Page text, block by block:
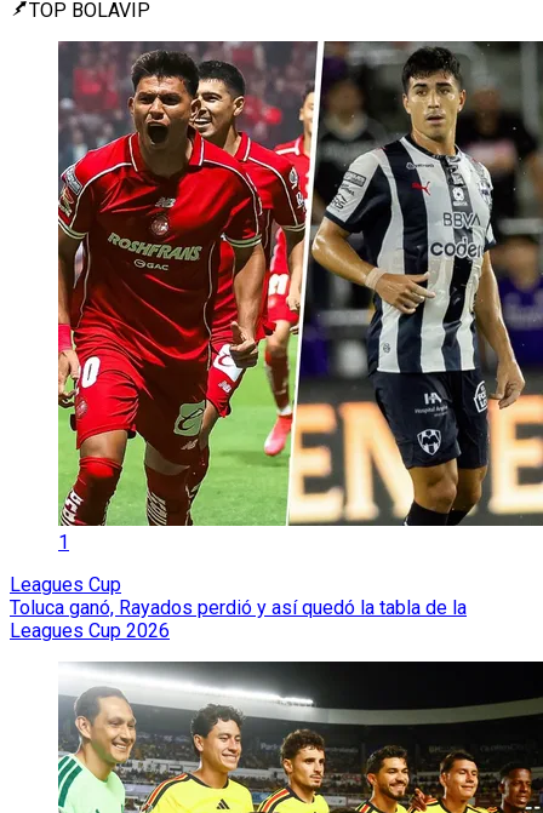
TOP BOLAVIP
1
Leagues Cup
Toluca ganó, Rayados perdió y así quedó la tabla de la
Leagues Cup 2026